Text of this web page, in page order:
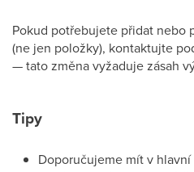
Pokud potřebujete přidat nebo
(ne jen položky), kontaktujte
— tato změna vyžaduje zásah
Tipy
Doporučujeme mít v